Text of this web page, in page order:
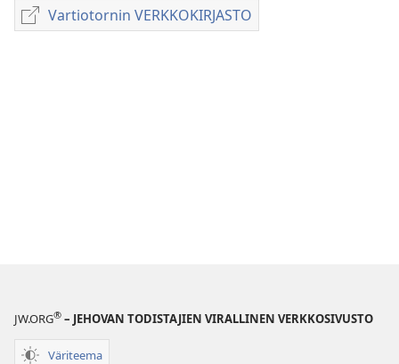
latausvaihtoehdot
LEHDET
Vartiotornin VERKKOKIRJASTO
Vartiotornin
JW.ORG® – JEHOVAN TODISTAJIEN VIRALLINEN VERKKOSIVUSTO
Väriteema